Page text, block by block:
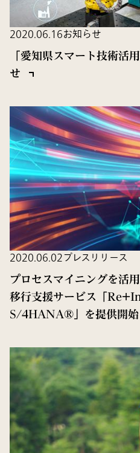
2020.06.16お知らせ
「愛知県スマート技術活
せ
2020.06.02プレスリリース
プロセスマイニングを
移行支援サービス「
S/4HANA®」を提供開始